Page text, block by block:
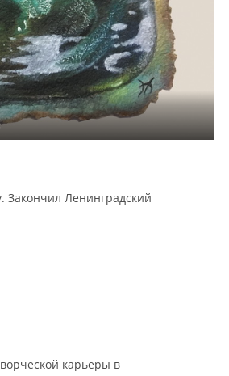
Закончил Ленинградский
карьеры в